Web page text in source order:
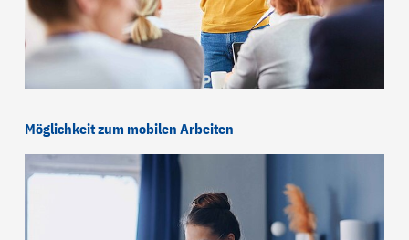
Möglichkeit zum mobilen Arbeiten